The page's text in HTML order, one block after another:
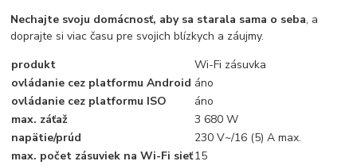
Nechajte svoju domácnosť, aby sa starala sama o seba, a
doprajte si viac času pre svojich blízkych a záujmy.
produkt
Wi-Fi zásuvka
ovládanie cez platformu Android áno
ovládanie cez platformu ISO
áno
max. záťaž
3 680 W
napätie/prúd
230 V~/16 (5) A max.
max. počet zásuviek na Wi-Fi sieť15